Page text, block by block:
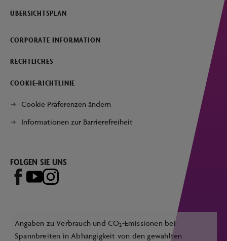
ÜBERSICHTSPLAN
CORPORATE INFORMATION
RECHTLICHES
COOKIE-RICHTLINIE
Cookie Präferenzen ändern
Informationen zur Barrierefreiheit
FOLGEN SIE UNS
Angaben zu Verbrauch und CO2-Emissionen bei
Spannbreiten in Abhängigkeit von den gewählten